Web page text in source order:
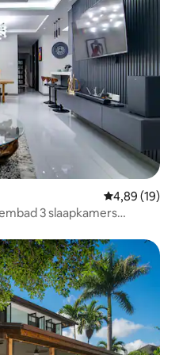
Gemiddelde
4,89 (19)
3 slaapkamers